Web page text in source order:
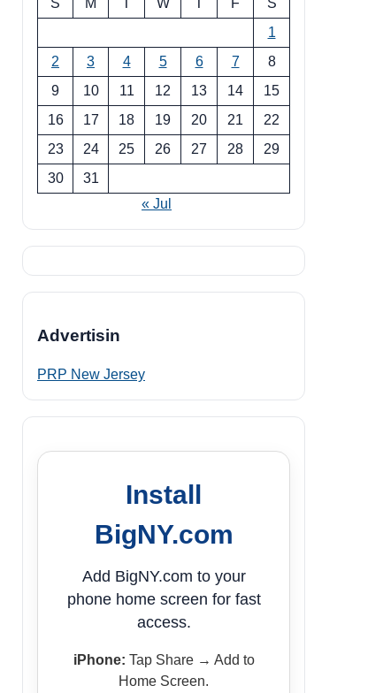
S
M T W T F
S
1
2
3 4 5 6 7
8
9
10 11 12 13 14
15
16
17 18 19 20 21
22
23
24 25 26 27 28
29
30
31
« Jul
Advertisin
PRP New Jersey
Install
BigNY.com
Add BigNY.com to your
phone home screen for fast
access.
iPhone: Tap Share → Add to
Home Screen.